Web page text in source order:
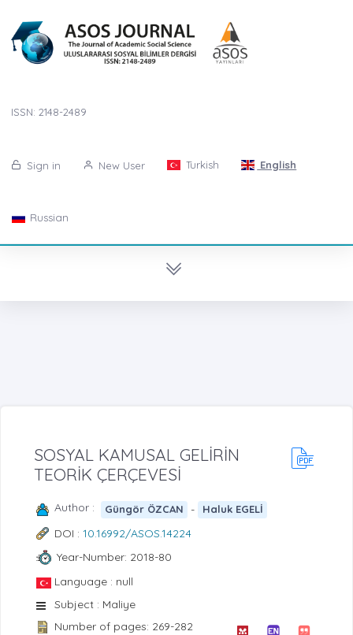
ISSN: 2148-2489
Sign in New User Turkish English
Russian
SOSYAL KAMUSAL GELİRİN
TEORİK ÇERÇEVESİ
Author : Güngör ÖZCAN - Haluk EGELİ
DOI : 10.16992/ASOS.14224
Year-Number: 2018-80
Language : null
Subject : Maliye
Number of pages: 269-282